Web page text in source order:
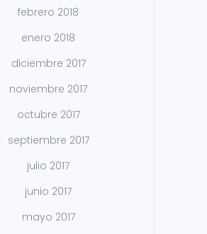
febrero 2018
enero 2018
diciembre 2017
noviembre 2017
octubre 2017
septiembre 2017
julio 2017
junio 2017
mayo 2017